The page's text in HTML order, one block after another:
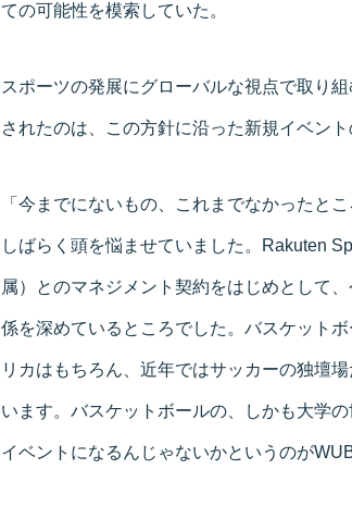
ての可能性を模索していた。
スポーツの発展にグローバルな視点で取り
されたのは、この方針に沿った新規イベント
「今までにないもの、これまでなかったと
しばらく頭を悩ませていました。Rakuten
属）とのマネジメント契約をはじめとして
係を深めているところでした。バスケット
リカはもちろん、近年ではサッカーの独壇
います。バスケットボールの、しかも大学
イベントになるんじゃないかというのが